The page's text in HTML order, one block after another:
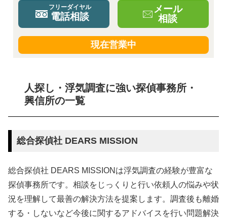
フリーダイヤル
電話相談
メール
相談
現在営業中
人探し・浮気調査に強い探偵事務所・
興信所の一覧
総合探偵社 DEARS MISSION
総合探偵社 DEARS MISSIONは浮気調査の経験が豊富な
探偵事務所です。相談をじっくりと行い依頼人の悩みや状
況を理解して最善の解決方法を提案します。調査後も離婚
する・しないなど今後に関するアドバイスを行い問題解決